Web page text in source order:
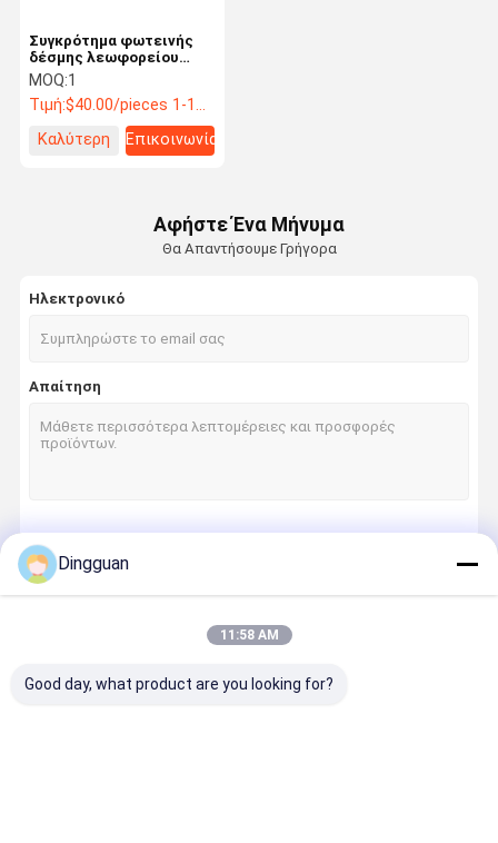
Συγκρότημα φωτεινής
δέσμης λεωφορείου
Yutong 4121-00258
Αεροπορία Αλουμίνιο
LED 200m Range
λεωφορείων
MOQ:1
Τιμή:$40.00/pieces 1-10 pieces
Καλύτερη
Επικοινωνία
Αφήστε Ένα Μήνυμα
Θα Απαντήσουμε Γρήγορα
Ηλεκτρονικό
Απαίτηση
Dingguan
11:58 AM
Good day, what product are you looking for?